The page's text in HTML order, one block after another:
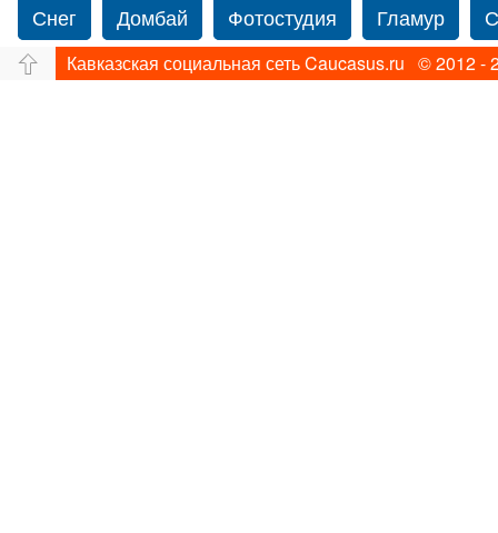
Снег
Домбай Фотостудия Гламур
Путешествие
Перевал Ущелье
Кавказская социальная сеть Caucasus.ru © 2012 -